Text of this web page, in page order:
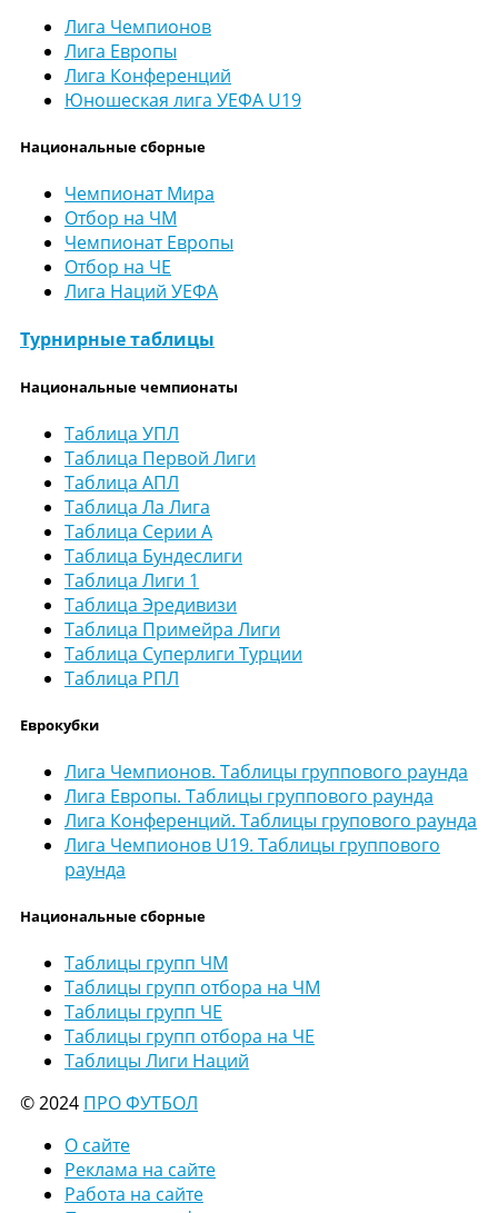
Лига Чемпионов
Лига Европы
Лига Конференций
Юношеская лига УЕФА U19
Национальные сборные
Чемпионат Мира
Отбор на ЧМ
Чемпионат Европы
Отбор на ЧЕ
Лига Наций УЕФА
Турнирные таблицы
Национальные чемпионаты
Таблица УПЛ
Таблица Первой Лиги
Таблица АПЛ
Таблица Ла Лига
Таблица Серии А
Таблица Бундеслиги
Таблица Лиги 1
Таблица Эредивизи
Таблица Примейра Лиги
Таблица Суперлиги Турции
Таблица РПЛ
Еврокубки
Лига Чемпионов. Таблицы группового раунда
Лига Европы. Таблицы группового раунда
Лига Конференций. Таблицы групового раунда
Лига Чемпионов U19. Таблицы группового
раунда
Национальные сборные
Таблицы групп ЧМ
Таблицы групп отбора на ЧМ
Таблицы групп ЧЕ
Таблицы групп отбора на ЧЕ
Таблицы Лиги Наций
© 2024 ПРО ФУТБОЛ
О сайте
Реклама на сайте
Работа на сайте